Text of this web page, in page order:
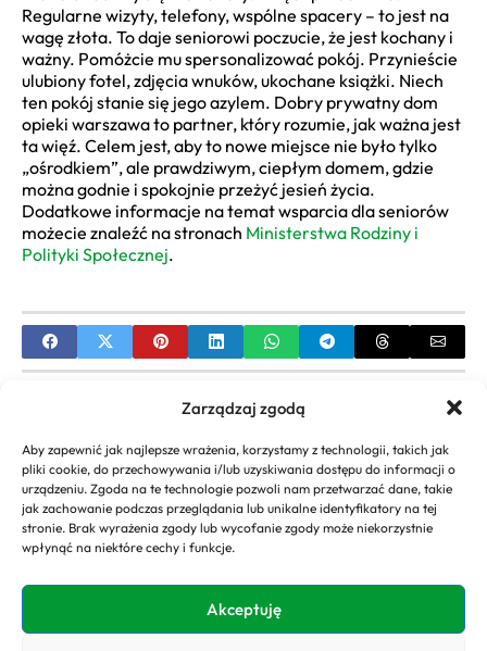
Zarządzaj zgodą
Aby zapewnić jak najlepsze wrażenia, korzystamy z technologii, takich jak
pliki cookie, do przechowywania i/lub uzyskiwania dostępu do informacji o
urządzeniu. Zgoda na te technologie pozwoli nam przetwarzać dane, takie
jak zachowanie podczas przeglądania lub unikalne identyfikatory na tej
stronie. Brak wyrażenia zgody lub wycofanie zgody może niekorzystnie
wpłynąć na niektóre cechy i funkcje.
Akceptuję
Regularne wizyty, telefony, wspólne spacery – to jest na
wagę złota. To daje seniorowi poczucie, że jest kochany i
ważny. Pomóżcie mu spersonalizować pokój. Przynieście
ulubiony fotel, zdjęcia wnuków, ukochane książki. Niech
ten pokój stanie się jego azylem. Dobry prywatny dom
opieki warszawa to partner, który rozumie, jak ważna jest
ta więź. Celem jest, aby to nowe miejsce nie było tylko
„ośrodkiem”, ale prawdziwym, ciepłym domem, gdzie
można godnie i spokojnie przeżyć jesień życia.
Dodatkowe informacje na temat wsparcia dla seniorów
możecie znaleźć na stronach Ministerstwa Rodziny i
Polityki Społecznej.
Domy na sprzedaż Zabrze: Kompletny Przewodnik
po Rynku Nieruchomości i Formalnościach
NEXT
Dom Weselny nad Stawami: Przewodnik po
Wyborze Idealnego Miejsca na Wesele Marzeń